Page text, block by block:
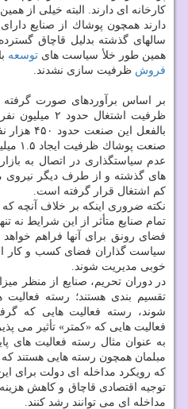
كارخانه ای دارند. البته خیلی از
دارند همچون پوشاك از صنایع
سالهای گذشته بدلیل قاچاق
همین طور خلأ سیاست هایتوسعه
فروش ظرفیت سازی نشدند.
بر اساس برآوردهای صورت
ظرفیت اشتغال
بالفعل این
صنعت
عدم سیاستگذاری در اتصال به
های گذشته و از طرف دیگر نیروی
كم اشتغال قرار گرفته است.
نكته ضروری اینكه بر خلاف آنچه
تمام صنایع متأثر از این شرایط نه
فضای رونق برای آنها فراهم
سیاست گذاران فضای كسب و كار
خوبی مدیریت شوند.
در دوران تحریم، صنایع از منظر
تقسیم بندی هستند؛ رسته
شوند، رسته فعالیت هایی كه
فعالیت هایی كه «كمتر» تأثیر می
به عنوان مثال رسته فعالیت های
مبلمان همچون رسته هایی هستند
كه رویكرد مداخله ای دولت برای
توجیه اقتصادی قاچاق و كاهش
مداخله ای می توانند رشد كنند.